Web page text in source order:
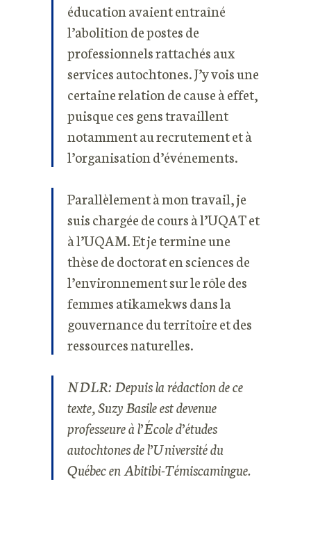
éducation avaient entraîné
l’abolition de postes de
professionnels rattachés aux
services autochtones. J’y vois une
certaine relation de cause à effet,
puisque ces gens travaillent
notamment au recrutement et à
l’organisation d’événements.
Parallèlement à mon travail, je
suis chargée de cours à l’UQAT et
à l’UQAM. Et je termine une
thèse de doctorat en sciences de
l’environnement sur le rôle des
femmes atikamekws dans la
gouvernance du territoire et des
ressources naturelles.
NDLR: Depuis la rédaction de ce
texte, Suzy Basile est devenue
professeure à l’École d’études
autochtones de l’Université du
Québec en Abitibi-Témiscamingue.